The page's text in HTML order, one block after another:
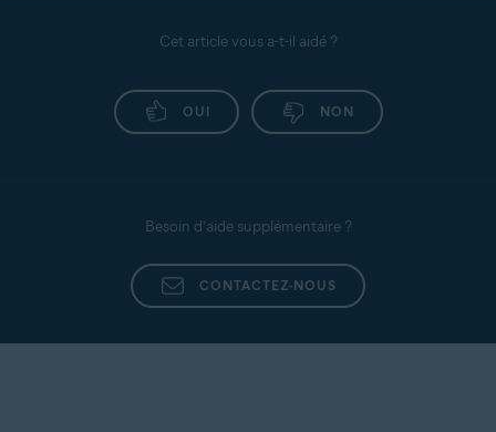
Cet article vous a-t-il aidé ?
OUI NON
Besoin d’aide supplémentaire ?
CONTACTEZ-NOUS